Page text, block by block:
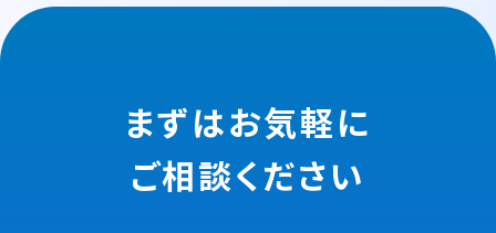
まずはお気軽に
ご相談ください